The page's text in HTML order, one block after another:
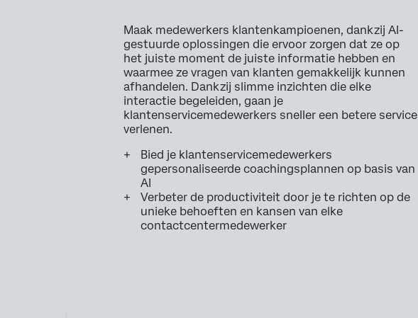
Maak medewerkers klantenkampioenen, dankzij AI-
gestuurde oplossingen die ervoor zorgen dat ze op
het juiste moment de juiste informatie hebben en
waarmee ze vragen van klanten gemakkelijk kunnen
afhandelen. Dankzij slimme inzichten die elke
interactie begeleiden, gaan je
klantenservicemedewerkers sneller een betere service
verlenen.
Bied je klantenservicemedewerkers
gepersonaliseerde coachingsplannen op basis van
AI
Verbeter de productiviteit door je te richten op de
unieke behoeften en kansen van elke
contactcentermedewerker